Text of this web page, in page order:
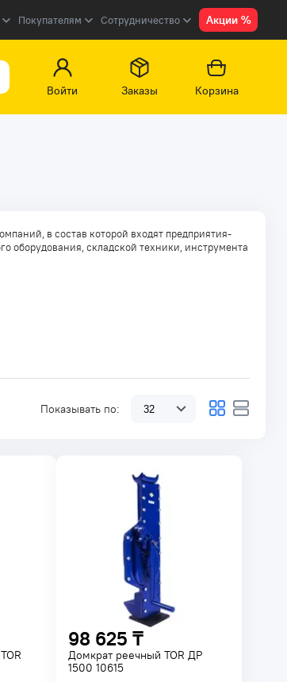
Покупателям Сотрудничество Акции %
Войти
Заказы Корзина
в состав которой входят предприятия-
оборудования, складской техники, инструмента
Показывать по:
98 625 ₸
Домкрат реечный TOR ДР
1500 10615